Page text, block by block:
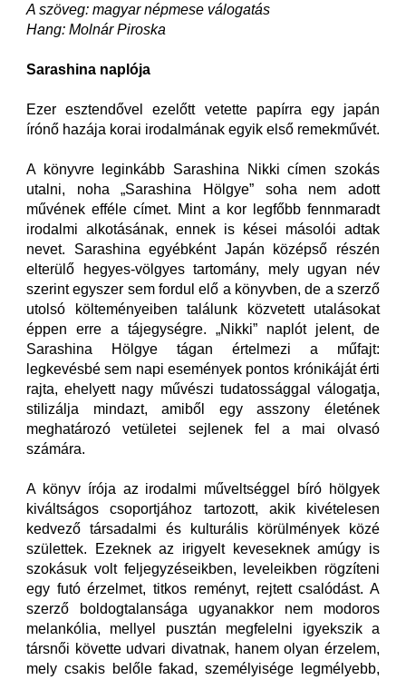
A szöveg: magyar népmese válogatás
Hang: Molnár Piroska
Sarashina naplója
Ezer esztendővel ezelőtt vetette papírra egy japán
írónő hazája korai irodalmának egyik első remekművét.
A könyvre leginkább Sarashina Nikki címen szokás
utalni, noha „Sarashina Hölgye” soha nem adott
művének efféle címet. Mint a kor legfőbb fennmaradt
irodalmi alkotásának, ennek is kései másolói adtak
nevet. Sarashina egyébként Japán középső részén
elterülő hegyes-völgyes tartomány, mely ugyan név
szerint egyszer sem fordul elő a könyvben, de a szerző
utolsó költeményeiben találunk közvetett utalásokat
éppen erre a tájegységre. „Nikki” naplót jelent, de
Sarashina Hölgye tágan értelmezi a műfajt:
legkevésbé sem napi események pontos krónikáját érti
rajta, ehelyett nagy művészi tudatossággal válogatja,
stilizálja mindazt, amiből egy asszony életének
meghatározó vetületei sejlenek fel a mai olvasó
számára.
A könyv írója az irodalmi műveltséggel bíró hölgyek
kiváltságos csoportjához tartozott, akik kivételesen
kedvező társadalmi és kulturális körülmények közé
születtek. Ezeknek az irigyelt keveseknek amúgy is
szokásuk volt feljegyzéseikben, leveleikben rögzíteni
egy futó érzelmet, titkos reményt, rejtett csalódást. A
szerző boldogtalansága ugyanakkor nem modoros
melankólia, mellyel pusztán megfelelni igyekszik a
társnői követte udvari divatnak, hanem olyan érzelem,
mely csakis belőle fakad, személyisége legmélyebb,